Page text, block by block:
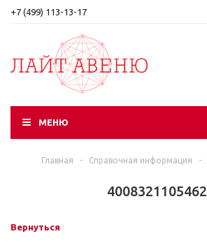
+7 (499) 113-13-17
МЕНЮ
Главная - Справочная информация -
4008321105462
Вернуться